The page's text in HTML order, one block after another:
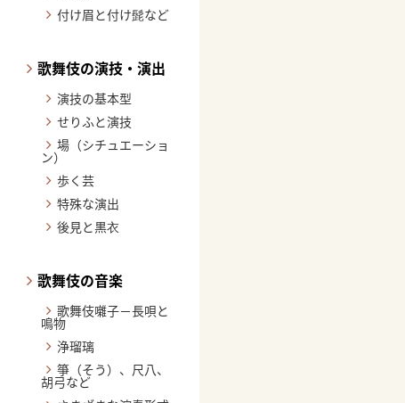
付け眉と付け髭など
歌舞伎の演技・演出
演技の基本型
せりふと演技
場（シチュエーショ
ン）
歩く芸
特殊な演出
後見と黒衣
歌舞伎の音楽
歌舞伎囃子－長唄と
鳴物
浄瑠璃
箏（そう）、尺八、
胡弓など